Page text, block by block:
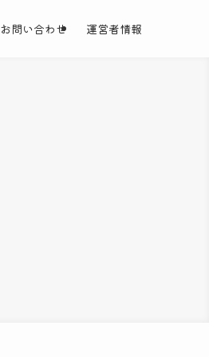
お問い合わせ 運営者情報